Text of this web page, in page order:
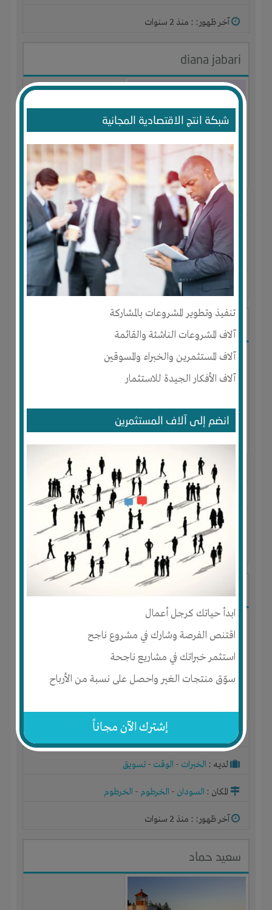
شبكة انتج الاقتصادية المجانية
تنفيذ وتطوير المشروعات بالمشاركة
آلاف المشروعات الناشئة والقائمة
آلاف المستثمرين والخبراء والمسوقين
آلاف الأفكار الجيدة للاستثمار
انضم إلى آلاف المستثمرين
ابدأ حياتك كرجل أعمال
اقتنص الفرصة وشارك في مشروع ناجح
استثمر خبراتك في مشاريع ناجحة
سوّق منتجات الغير واحصل على نسبة من الأرباح
إشترك الآن مجاناً
آخر ظهور: : منذ 2 سنوات
diana jabari
الجنس : أنثى
لديـه : الخبرات الوقت علاقات-شركة أو مصنع أو ورشة
المكان :فلسطين-رام الله رام الله
آخر ظهور: : منذ 2 سنوات
الجنس : ذكر
لديـه : المال-الخبرات-الوقت-علاقات
المكان : مصر-القاهرة- وسط البلد
آخر ظهور: : منذ 2 سنوات
لديـه : الخبرات - الوقت - تسويق
المكان : السودان - الخرطوم - الخرطوم
آخر ظهور: : منذ 2 سنوات
سعيد حماد